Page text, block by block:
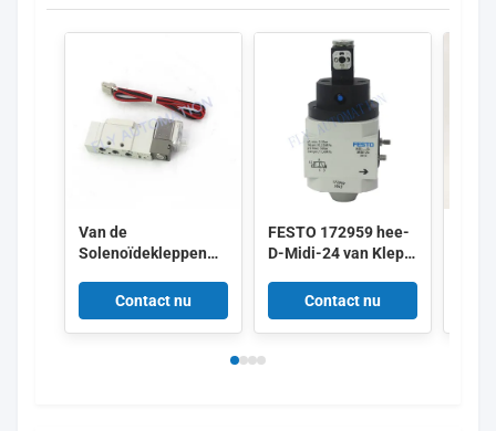
Van de
Solenoïdekleppen
SY3120-5LZD-M5
Pneumatische Lage
de Machts0.35w 5/2
Contact nu
FESTO 172959 hee-
D-Midi-24 van Klep
Contact nu